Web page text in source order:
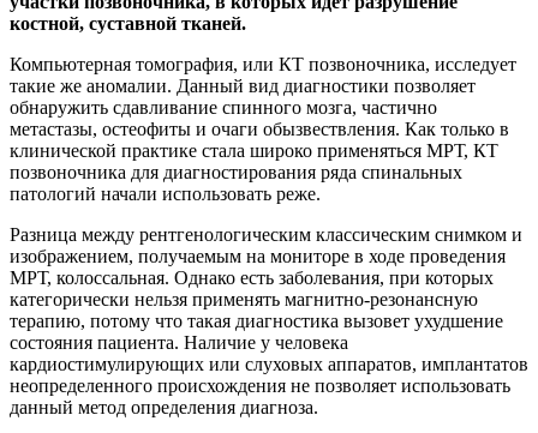
костной, суставной тканей.
Компьютерная томография, или КТ позвоночника, исследует
такие же аномалии. Данный вид диагностики позволяет
обнаружить сдавливание спинного мозга, частично
метастазы, остеофиты и очаги обызвествления. Как только в
клинической практике стала широко применяться МРТ, КТ
позвоночника для диагностирования ряда спинальных
патологий начали использовать реже.
Разница между рентгенологическим классическим снимком и
изображением, получаемым на мониторе в ходе проведения
МРТ, колоссальная. Однако есть заболевания, при которых
категорически нельзя применять магнитно-резонансную
терапию, потому что такая диагностика вызовет ухудшение
состояния пациента. Наличие у человека
кардиостимулирующих или слуховых аппаратов, имплантатов
неопределенного происхождения не позволяет использовать
данный метод определения диагноза.